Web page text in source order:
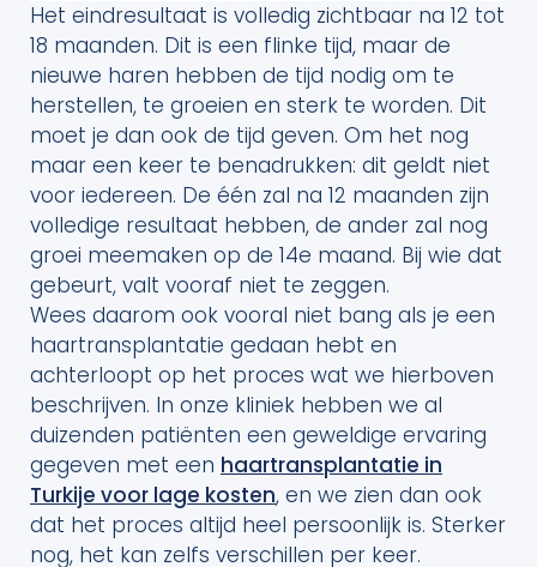
Het eindresultaat is volledig zichtbaar na 12 tot
18 maanden. Dit is een flinke tijd, maar de
nieuwe haren hebben de tijd nodig om te
herstellen, te groeien en sterk te worden. Dit
moet je dan ook de tijd geven. Om het nog
maar een keer te benadrukken: dit geldt niet
voor iedereen. De één zal na 12 maanden zijn
volledige resultaat hebben, de ander zal nog
groei meemaken op de 14e maand. Bij wie dat
gebeurt, valt vooraf niet te zeggen.
Wees daarom ook vooral niet bang als je een
haartransplantatie gedaan hebt en
achterloopt op het proces wat we hierboven
beschrijven. In onze kliniek hebben we al
duizenden patiënten een geweldige ervaring
gegeven met een haartransplantatie in
Turkije voor lage kosten, en we zien dan ook
dat het proces altijd heel persoonlijk is. Sterker
nog, het kan zelfs verschillen per keer.